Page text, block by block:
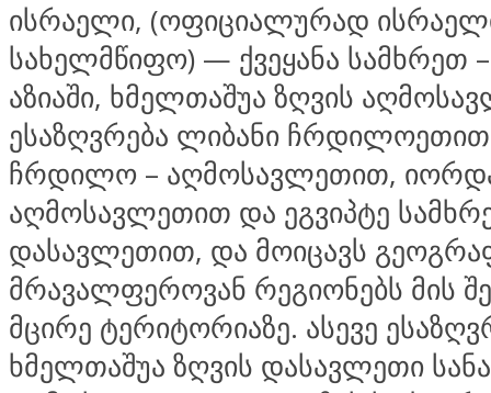
ისრაელი, (ოფიციალურად
სახელმწიფო) — ქვეყანა სამხრეთ
აზიაში, ხმელთაშუა ზღვის
ესაზღვრება ლიბანი
ჩრდილო – აღმოსავლეთით,
აღმოსავლეთით და ეგვიპტე
დასავლეთით, და მოიცავს
მრავალფეროვან რეგიონებს მის
მცირე ტერიტორიაზე. ასევე
ხმელთაშუა ზღვის დასავლეთი